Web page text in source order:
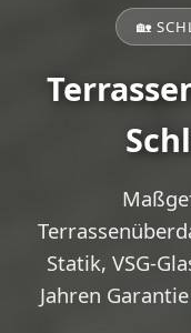
🏡
Statik, VSG-
Jahren